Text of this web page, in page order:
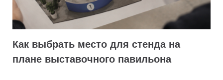
Как выбрать место для стенда на
плане выставочного павильона